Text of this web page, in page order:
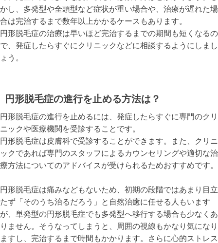
かし、多発型や全頭型など症状が重い場合や、治療が遅れた場
合は完治するまで数年以上かかるケースもあります。
円形脱毛症の治療は早いほど完治するまでの期間も短くなるの
で、発症したらすぐにクリニックなどに相談するようにしまし
ょう。
円形脱毛症の進行を止める方法は？
円形脱毛症の進行を止めるには、発症したらすぐに専門のクリ
ニックや医療機関を受診することです。
円形脱毛症は皮膚科で受診することができます。また、クリニ
ックであれば専門のスタッフによるカウンセリングや適切な治
療方法についてのアドバイスが受けられるためおすすめです。
円形脱毛症は痛みなどもないため、初期の段階ではあまり目立
たず「そのうち治るだろう」と自然治癒に任せる人もいます
が、単発型の円形脱毛症でも多発型へ移行する場合も少なくあ
りません。そうなってしまうと、周囲の視線もかなり気になり
ますし、完治するまで時間もかかります。さらに心的ストレス